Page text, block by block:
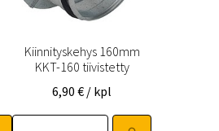
Kiinnityskehys 160mm
KKT-160 tiivistetty
6,90€ / kpl